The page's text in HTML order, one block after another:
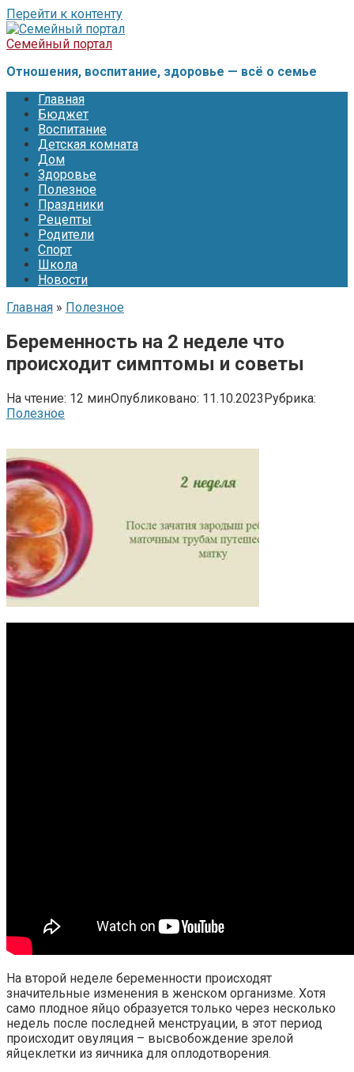
Перейти к контенту
Семейный портал
Отношения, воспитание, здоровье — всё о семье
Главная
Бюджет
Воспитание
Детская комната
Дом
Здоровье
Полезное
Праздники
Рецепты
Родители
Спорт
Школа
Новости
Главная » Полезное
Беременность на 2 неделе что
происходит симптомы и советы
На чтение: 12 минОпубликовано: 11.10.2023Рубрика:
Полезное
На второй неделе беременности происходят
значительные изменения в женском организме. Хотя
само плодное яйцо образуется только через несколько
недель после последней менструации, в этот период
происходит овуляция – высвобождение зрелой
яйцеклетки из яичника для оплодотворения.